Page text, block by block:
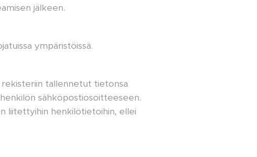
jälkeen.
ympäristöissä.
tallennetut tietonsa
sähköpostiosoitteeseen.
liitettyihin henkilötietoihin, ellei